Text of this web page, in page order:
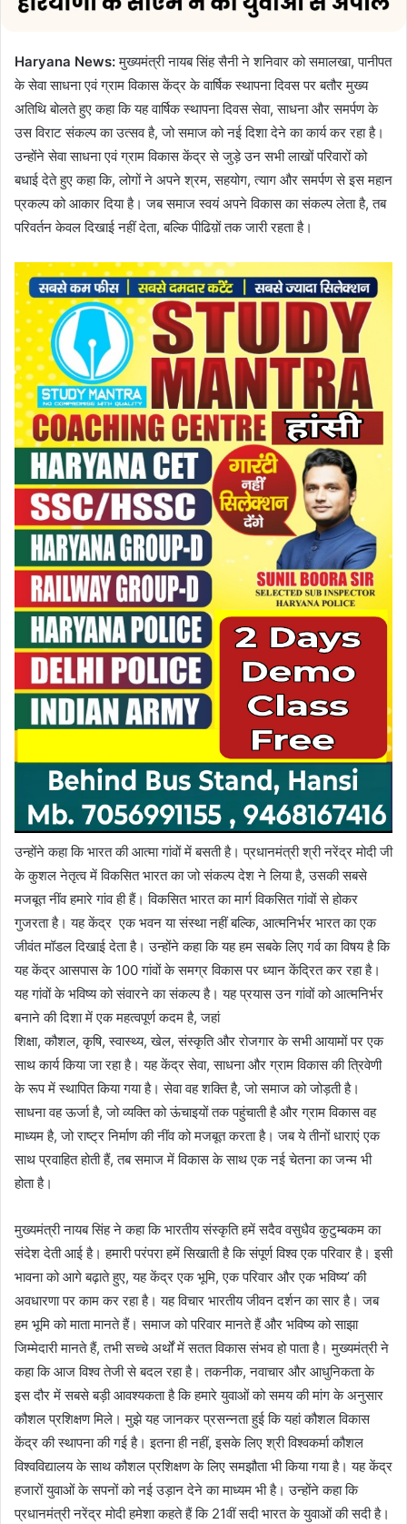
Haryana News:मुख्यमंत्री नायब सिंह सैनी ने शनिवार को समालखा, पानीपत
के सेवा साधना एवं ग्राम विकास केंद्र के वार्षिक स्थापना दिवस पर बतौर मुख्य
अतिथि बोलते हुए कहा कि यह वार्षिक स्थापना दिवस सेवा, साधना और समर्पण के
उस विराट संकल्प का उत्सव है, जो समाज को नई दिशा देने का कार्य कर रहा है।
उन्होंने सेवा साधना एवं ग्राम विकास केंद्र से जुड़े उन सभी लाखों परिवारों को
बधाई देते हुए कहा कि, लोगों ने अपने श्रम, सहयोग, त्याग और समर्पण से इस महान
प्रकल्प को आकार दिया है। जब समाज स्वयं अपने विकास का संकल्प लेता है, तब
परिवर्तन केवल दिखाई नहीं देता, बल्कि पीढिय़ों तक जारी रहता है।
उन्होंने कहा कि भारत की आत्मा गांवों में बसती है। प्रधानमंत्री श्री नरेंद्र मोदी जी
के कुशल नेतृत्व में विकसित भारत का जो संकल्प देश ने लिया है, उसकी सबसे
मजबूत नींव हमारे गांव ही हैं। विकसित भारत का मार्ग विकसित गांवों से होकर
गुजरता है। यह केंद्र एक भवन या संस्था नहीं बल्कि, आत्मनिर्भर भारत का एक
जीवंत मॉडल दिखाई देता है। उन्होंने कहा कि यह हम सबके लिए गर्व का विषय है कि
यह केंद्र आसपास के 100 गांवों के समग्र विकास पर ध्यान केंद्रित कर रहा है।
यह गांवों के भविष्य को संवारने का संकल्प है। यह प्रयास उन गांवों को आत्मनिर्भर
बनाने की दिशा में एक महत्वपूर्ण कदम है, जहां
शिक्षा, कौशल, कृषि, स्वास्थ्य, खेल, संस्कृति और रोजगार के सभी आयामों पर एक
साथ कार्य किया जा रहा है। यह केंद्र सेवा, साधना और ग्राम विकास की त्रिवेणी
के रूप में स्थापित किया गया है। सेवा वह शक्ति है, जो समाज को जोड़ती है।
साधना वह ऊर्जा है, जो व्यक्ति को ऊंचाइयों तक पहुंचाती है और ग्राम विकास वह
माध्यम है, जो राष्ट्र निर्माण की नींव को मजबूत करता है। जब ये तीनों धाराएं एक
साथ प्रवाहित होती हैं, तब समाज में विकास के साथ एक नई चेतना का जन्म भी
होता है।
मुख्यमंत्री नायब सिंह ने कहा कि भारतीय संस्कृति हमें सदैव वसुधैव कुटुम्बकम का
संदेश देती आई है। हमारी परंपरा हमें सिखाती है कि संपूर्ण विश्व एक परिवार है। इसी
भावना को आगे बढ़ाते हुए, यह केंद्र एक भूमि, एक परिवार और एक भविष्य’ की
अवधारणा पर काम कर रहा है। यह विचार भारतीय जीवन दर्शन का सार है। जब
हम भूमि को माता मानते हैं। समाज को परिवार मानते हैं और भविष्य को साझा
जिम्मेदारी मानते हैं, तभी सच्चे अर्थों में सतत विकास संभव हो पाता है। मुख्यमंत्री ने
कहा कि आज विश्व तेजी से बदल रहा है। तकनीक, नवाचार और आधुनिकता के
इस दौर में सबसे बड़ी आवश्यकता है कि हमारे युवाओं को समय की मांग के अनुसार
कौशल प्रशिक्षण मिले। मुझे यह जानकर प्रसन्नता हुई कि यहां कौशल विकास
केंद्र की स्थापना की गई है। इतना ही नहीं, इसके लिए श्री विश्वकर्मा कौशल
विश्वविद्यालय के साथ कौशल प्रशिक्षण के लिए समझौता भी किया गया है। यह केंद्र
हजारों युवाओं के सपनों को नई उड़ान देने का माध्यम भी है। उन्होंने कहा कि
प्रधानमंत्री नरेंद्र मोदी हमेशा कहते हैं कि 21वीं सदी भारत के युवाओं की सदी है।